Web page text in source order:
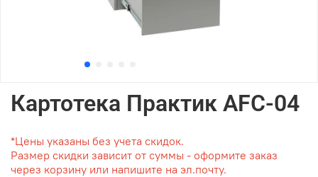
Картотека Практик AFC-04
*Цены указаны без учета скидок.
Размер скидки зависит от суммы - оформите заказ
через корзину или напишите на эл.почту.